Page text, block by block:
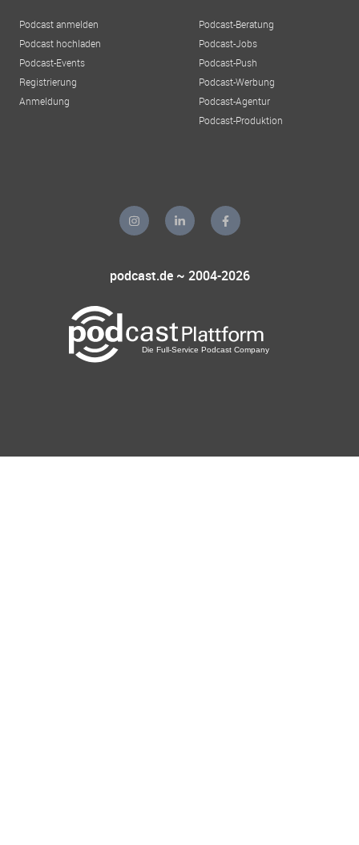
Podcast anmelden
Podcast hochladen
Podcast-Events
Registrierung
Anmeldung
Podcast-Beratung
Podcast-Jobs
Podcast-Push
Podcast-Werbung
Podcast-Agentur
Podcast-Produktion
podcast.de ~ 2004-2026